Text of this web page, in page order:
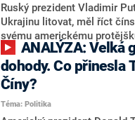
Ruský prezident Vladimir
Ukrajinu litovat, měl říct
svému americkému
během jejich setkání minulý
informací přišel s odkazem
Financial Times. Podle
ukrajinského webu
označila za čirou fikci.
dohody. Co přinesla
Číny?
Téma: Politika